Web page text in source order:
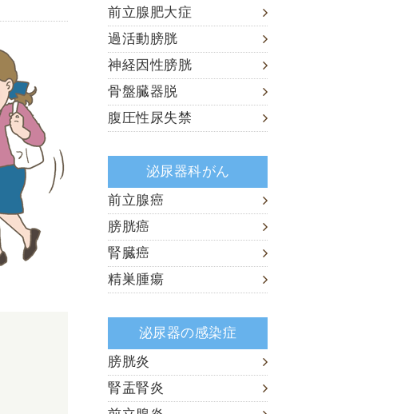
前立腺肥大症
過活動膀胱
神経因性膀胱
骨盤臓器脱
腹圧性尿失禁
泌尿器科がん
前立腺癌
膀胱癌
腎臓癌
精巣腫瘍
泌尿器の感染症
膀胱炎
腎盂腎炎